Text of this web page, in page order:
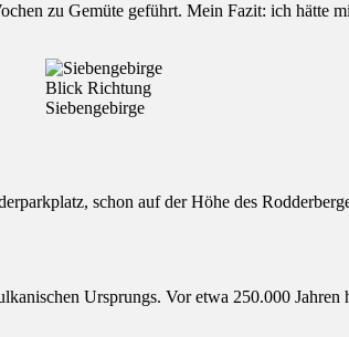
zu Gemüte geführt. Mein Fazit: ich hätte
Blick Richtung
Siebengebirge
schon auf der Höhe des
Ursprungs. Vor etwa 250.000